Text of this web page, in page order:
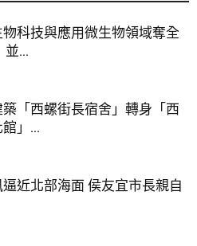
科技與應用微生物領域奪全
...
「西螺街長宿舍」轉身「西
」...
近北部海面 侯友宜市長親自